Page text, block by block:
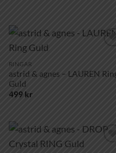
RINGAR
astrid & agnes – LAUREN
Guld
499 kr